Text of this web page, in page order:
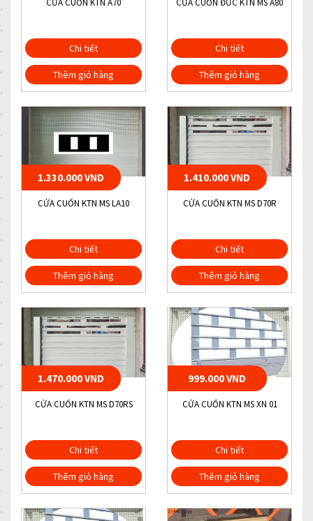
Chi tiết
Thêm giỏ hàng
Chi tiết
Thêm giỏ hàng
1.330.000 VND
CỬA CUỐN KTN MS LA10
Chi tiết
Thêm giỏ hàng
1.410.000 VND
CỬA CUỐN KTN MS D70R
Chi tiết
Thêm giỏ hàng
1.470.000 VND
CỬA CUỐN KTN MS D70RS
Chi tiết
Thêm giỏ hàng
999.000 VND
CỬA CUỐN KTN MS XN 01
Chi tiết
Thêm giỏ hàng